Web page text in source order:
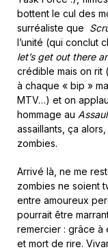
bottent le cul des
surréaliste que
l’unité (qui conclut
let’s get out there
crédible mais on rit
à chaque « bip »
MTV…) et on
hommage au
assaillants, ça
zombies.
Arrivé là, ne me
zombies ne soient
entre amoureux
pourrait être
remercier : grâce à
et mort de rire.